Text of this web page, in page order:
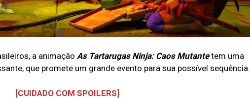
a animação As Tartarugas Ninja: Caos Mutantetem uma
que promete um grande evento para sua possível sequência.
[CUIDADO COM SPOILERS]